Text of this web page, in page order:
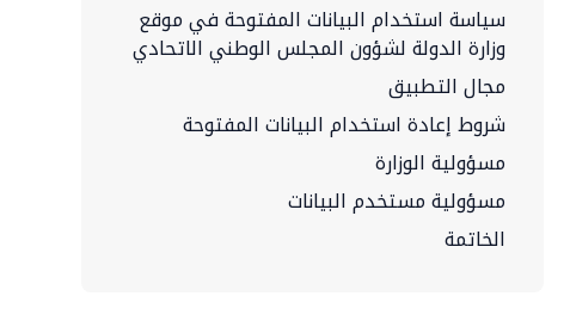
سياسة استخدام البيانات المفتوحة في موقع
وزارة الدولة لشؤون المجلس الوطني الاتحادي
مجال التطبيق
شروط إعادة استخدام البيانات المفتوحة
مسؤولية الوزارة
مسؤولية مستخدم البيانات
الخاتمة